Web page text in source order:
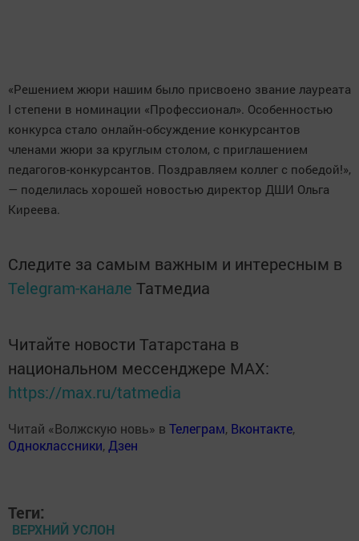
«Решением жюри нашим было присвоено звание лауреата
I степени в номинации «Профессионал». Особенностью
конкурса стало онлайн-обсуждение конкурсантов
членами жюри за круглым столом, с приглашением
педагогов-конкурсантов. Поздравляем коллег с победой!»,
— поделилась хорошей новостью директор ДШИ Ольга
Киреева.
Следите за самым важным и интересным в
Telegram-канале Татмедиа
Читайте новости Татарстана в
национальном мессенджере MАХ:
https://max.ru/tatmedia
Читай «Волжскую новь» в Телеграм, Вконтакте,
Одноклассники, Дзен
Теги:
ВЕРХНИЙ УСЛОН